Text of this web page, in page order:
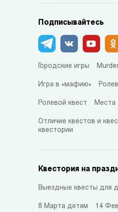
Подписывайтесь
Городские игры
Игра в «мафию»
Ролевой квест Места
Отличие квестов и
квестории
Квестория на
Выездные квесты для
8 Марта детям 14